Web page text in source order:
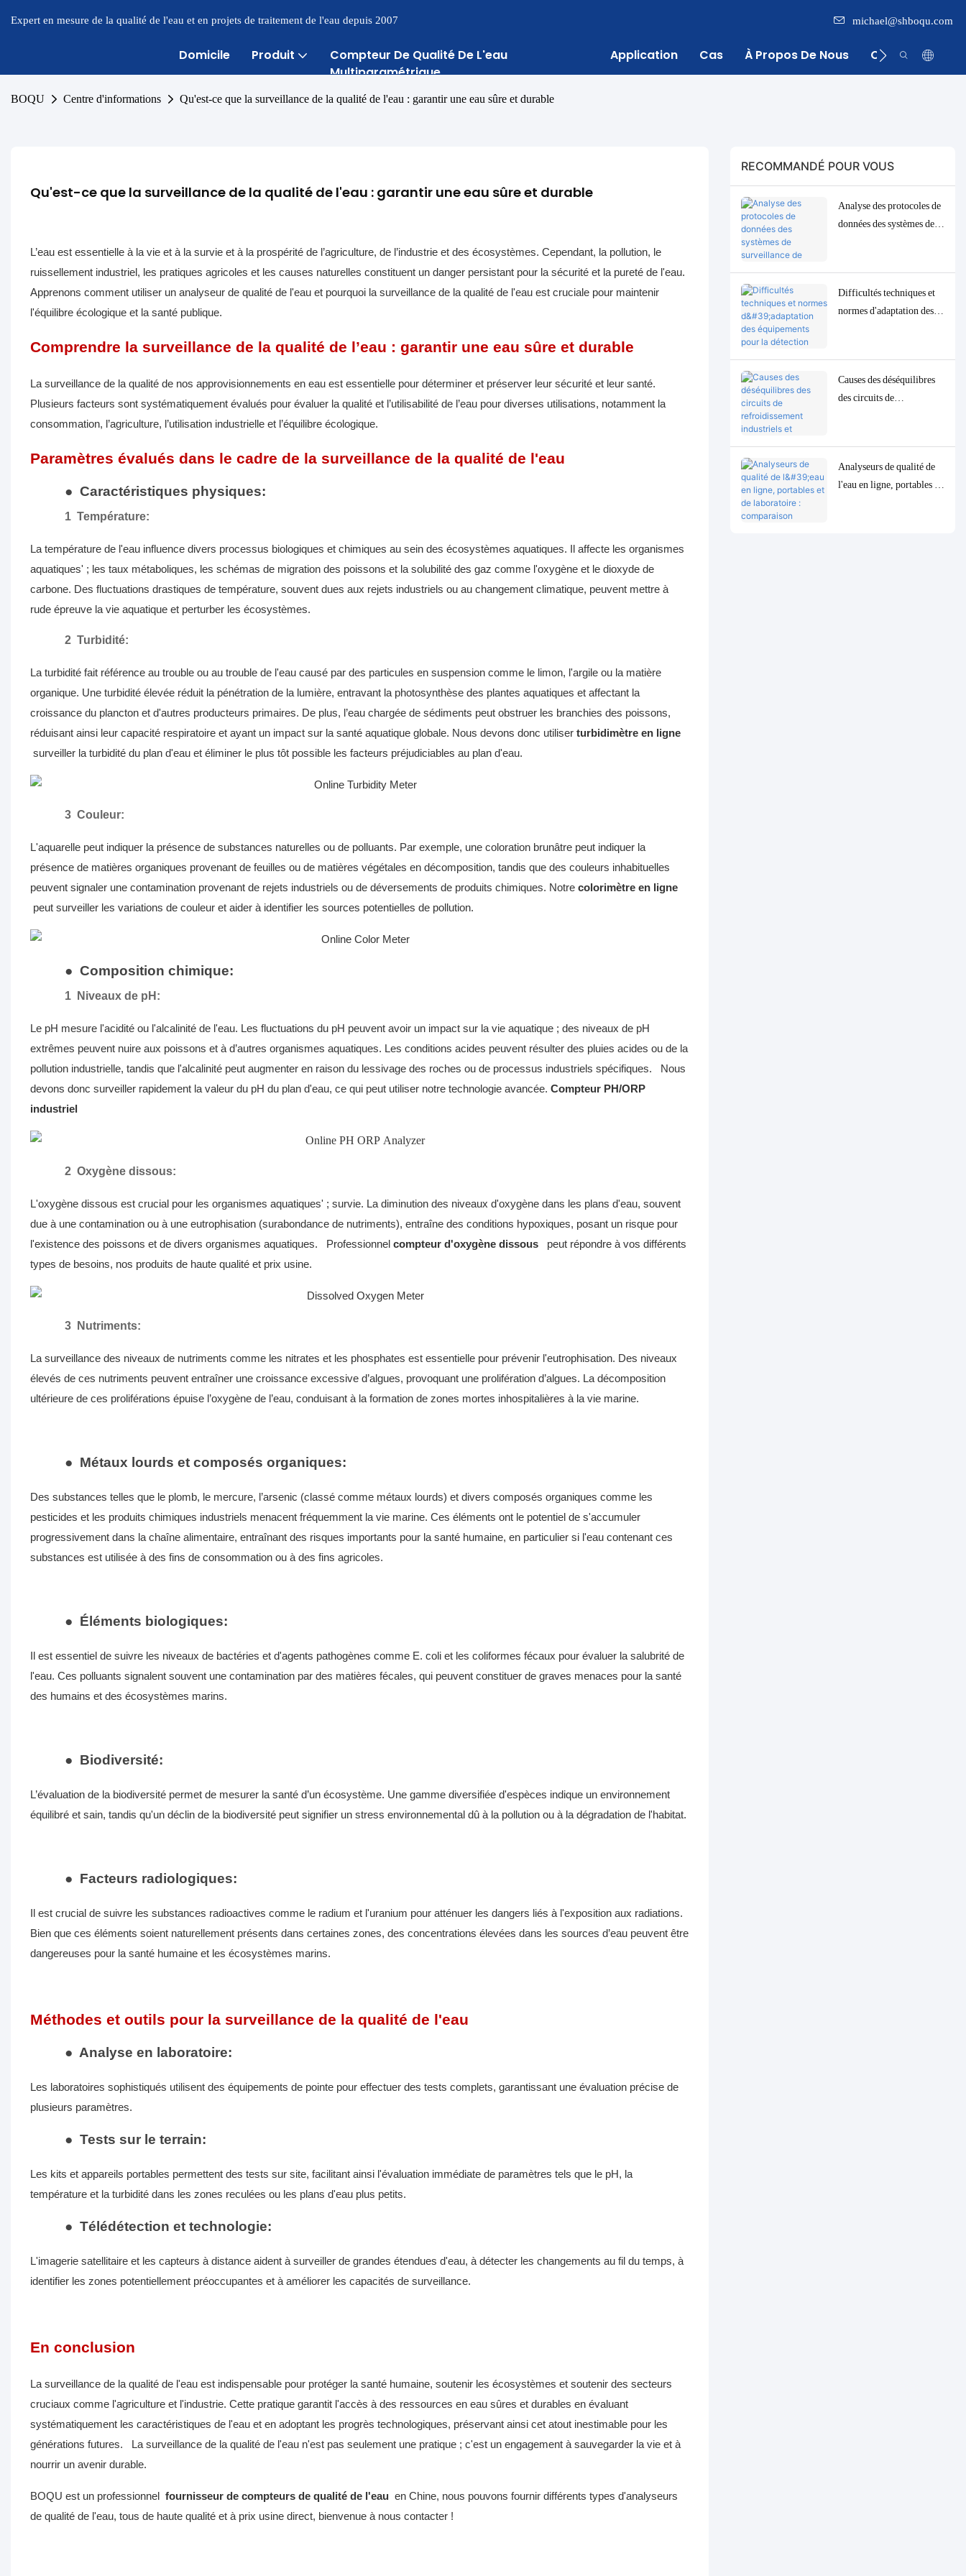
Expert en mesure de la qualité de l'eau et en projets de traitement de l'eau depuis 2007 michael@shboqu.com
Domicile Produit
Compteur De Qualité De L'eau
Multiparamétrique
Application Cas À Propos De Nous Centre
BOQU Centre d'informations Qu'est-ce que la surveillance de la qualité de l'eau : garantir une eau sûre et durable
Qu'est-ce que la surveillance de la qualité de l'eau : garantir une eau sûre et durable
L’eau est essentielle à la vie et à la survie et à la prospérité de l’agriculture, de l’industrie et des écosystèmes. Cependant, la pollution, le
ruissellement industriel, les pratiques agricoles et les causes naturelles constituent un danger persistant pour la sécurité et la pureté de l'eau.
Apprenons comment utiliser un analyseur de qualité de l'eau et pourquoi la surveillance de la qualité de l'eau est cruciale pour maintenir
l'équilibre écologique et la santé publique.
Comprendre la surveillance de la qualité de l’eau : garantir une eau sûre et durable
La surveillance de la qualité de nos approvisionnements en eau est essentielle pour déterminer et préserver leur sécurité et leur santé.
Plusieurs facteurs sont systématiquement évalués pour évaluer la qualité et l’utilisabilité de l’eau pour diverses utilisations, notamment la
consommation, l’agriculture, l’utilisation industrielle et l’équilibre écologique.
Paramètres évalués dans le cadre de la surveillance de la qualité de l'eau
● Caractéristiques physiques:
1 Température:
La température de l'eau influence divers processus biologiques et chimiques au sein des écosystèmes aquatiques. Il affecte les organismes
aquatiques' ; les taux métaboliques, les schémas de migration des poissons et la solubilité des gaz comme l'oxygène et le dioxyde de
carbone. Des fluctuations drastiques de température, souvent dues aux rejets industriels ou au changement climatique, peuvent mettre à
rude épreuve la vie aquatique et perturber les écosystèmes.
2 Turbidité:
La turbidité fait référence au trouble ou au trouble de l'eau causé par des particules en suspension comme le limon, l'argile ou la matière
organique. Une turbidité élevée réduit la pénétration de la lumière, entravant la photosynthèse des plantes aquatiques et affectant la
croissance du plancton et d'autres producteurs primaires. De plus, l’eau chargée de sédiments peut obstruer les branchies des poissons,
réduisant ainsi leur capacité respiratoire et ayant un impact sur la santé aquatique globale. Nous devons donc utiliser turbidimètre en ligne
surveiller la turbidité du plan d'eau et éliminer le plus tôt possible les facteurs préjudiciables au plan d'eau.
3 Couleur:
L'aquarelle peut indiquer la présence de substances naturelles ou de polluants. Par exemple, une coloration brunâtre peut indiquer la
présence de matières organiques provenant de feuilles ou de matières végétales en décomposition, tandis que des couleurs inhabituelles
peuvent signaler une contamination provenant de rejets industriels ou de déversements de produits chimiques. Notre colorimètre en ligne
peut surveiller les variations de couleur et aider à identifier les sources potentielles de pollution.
● Composition chimique:
1 Niveaux de pH:
Le pH mesure l'acidité ou l'alcalinité de l'eau. Les fluctuations du pH peuvent avoir un impact sur la vie aquatique ; des niveaux de pH
extrêmes peuvent nuire aux poissons et à d’autres organismes aquatiques. Les conditions acides peuvent résulter des pluies acides ou de la
pollution industrielle, tandis que l'alcalinité peut augmenter en raison du lessivage des roches ou de processus industriels spécifiques.
Nous
devons donc surveiller rapidement la valeur du pH du plan d'eau, ce qui peut utiliser notre technologie avancée. Compteur PH/ORP
industriel
2 Oxygène dissous:
L'oxygène dissous est crucial pour les organismes aquatiques' ; survie. La diminution des niveaux d'oxygène dans les plans d'eau, souvent
due à une contamination ou à une eutrophisation (surabondance de nutriments), entraîne des conditions hypoxiques, posant un risque pour
l'existence des poissons et de divers organismes aquatiques.
Professionnel compteur d'oxygène dissous
peut répondre à vos différents
types de besoins, nos produits de haute qualité et prix usine.
3 Nutriments:
La surveillance des niveaux de nutriments comme les nitrates et les phosphates est essentielle pour prévenir l'eutrophisation. Des niveaux
élevés de ces nutriments peuvent entraîner une croissance excessive d’algues, provoquant une prolifération d’algues. La décomposition
ultérieure de ces proliférations épuise l’oxygène de l’eau, conduisant à la formation de zones mortes inhospitalières à la vie marine.
● Métaux lourds et composés organiques:
Des substances telles que le plomb, le mercure, l’arsenic (classé comme métaux lourds) et divers composés organiques comme les
pesticides et les produits chimiques industriels menacent fréquemment la vie marine. Ces éléments ont le potentiel de s'accumuler
progressivement dans la chaîne alimentaire, entraînant des risques importants pour la santé humaine, en particulier si l'eau contenant ces
substances est utilisée à des fins de consommation ou à des fins agricoles.
● Éléments biologiques:
Il est essentiel de suivre les niveaux de bactéries et d'agents pathogènes comme E. coli et les coliformes fécaux pour évaluer la salubrité de
l'eau. Ces polluants signalent souvent une contamination par des matières fécales, qui peuvent constituer de graves menaces pour la santé
des humains et des écosystèmes marins.
● Biodiversité:
L’évaluation de la biodiversité permet de mesurer la santé d’un écosystème. Une gamme diversifiée d'espèces indique un environnement
équilibré et sain, tandis qu'un déclin de la biodiversité peut signifier un stress environnemental dû à la pollution ou à la dégradation de l'habitat.
● Facteurs radiologiques:
Il est crucial de suivre les substances radioactives comme le radium et l'uranium pour atténuer les dangers liés à l'exposition aux radiations.
Bien que ces éléments soient naturellement présents dans certaines zones, des concentrations élevées dans les sources d’eau peuvent être
dangereuses pour la santé humaine et les écosystèmes marins.
Méthodes et outils pour la surveillance de la qualité de l'eau
● Analyse en laboratoire:
Les laboratoires sophistiqués utilisent des équipements de pointe pour effectuer des tests complets, garantissant une évaluation précise de
plusieurs paramètres.
● Tests sur le terrain:
Les kits et appareils portables permettent des tests sur site, facilitant ainsi l'évaluation immédiate de paramètres tels que le pH, la
température et la turbidité dans les zones reculées ou les plans d'eau plus petits.
● Télédétection et technologie:
L'imagerie satellitaire et les capteurs à distance aident à surveiller de grandes étendues d'eau, à détecter les changements au fil du temps, à
identifier les zones potentiellement préoccupantes et à améliorer les capacités de surveillance.
En conclusion
La surveillance de la qualité de l'eau est indispensable pour protéger la santé humaine, soutenir les écosystèmes et soutenir des secteurs
cruciaux comme l'agriculture et l'industrie. Cette pratique garantit l'accès à des ressources en eau sûres et durables en évaluant
systématiquement les caractéristiques de l'eau et en adoptant les progrès technologiques, préservant ainsi cet atout inestimable pour les
générations futures.
La surveillance de la qualité de l'eau n'est pas seulement une pratique ; c'est un engagement à sauvegarder la vie et à
nourrir un avenir durable.
BOQU est un professionnel fournisseur de compteurs de qualité de l'eau en Chine, nous pouvons fournir différents types d'analyseurs
de qualité de l'eau, tous de haute qualité et à prix usine direct, bienvenue à nous contacter !
RECOMMANDÉ POUR VOUS
Analyse des protocoles de
données des systèmes de
de débogage Modbus,
RS485 et MQTT
Difficultés techniques et
normes d'adaptation des
paramètres de qualité de
l'eau à l'état de traces à
faible concentration
Causes des déséquilibres
des circuits de
de surveillance précises
Analyseurs de qualité de
l'eau en ligne, portables et